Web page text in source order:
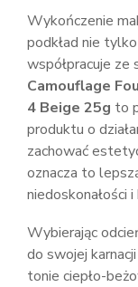
Wykończenie
podkład nie
współpracuje ze
Camouflage
4 Beige 25g to
produktu o
zachować
oznacza to
niedoskonałości
Wybierając
do swojej
tonie ciepło-